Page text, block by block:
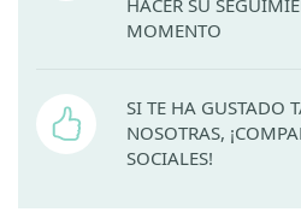
MOMENTO
SI TE HA GUSTADO
NOSOTRAS,
SOCIALES!